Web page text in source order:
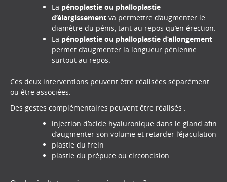
La pénoplastie ou phalloplastie
d’élargissement va permettre d’augmenter le
diamètre du pénis, tant au repos qu’en érection.
La pénoplastie ou phalloplastie d’allongement
permet d’augmenter la longueur pénienne
surtout au repos.
Ces deux interventions peuvent être réalisées séparément
ou être associées.
Des gestes complémentaires peuvent être réalisés :
injection d’acide hyaluronique dans le gland afin
d’augmenter son volume et retarder l’éjaculation
plastie du frein
plastie du prépuce ou circoncision